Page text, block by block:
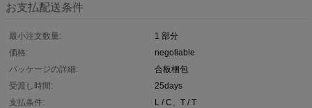
お支払配送条件
最小注文数量:
1 部分
価格:
negotiable
パッケージの詳細:
合板梱包
受渡し時間:
25days
支払条件:
L / C、T / T